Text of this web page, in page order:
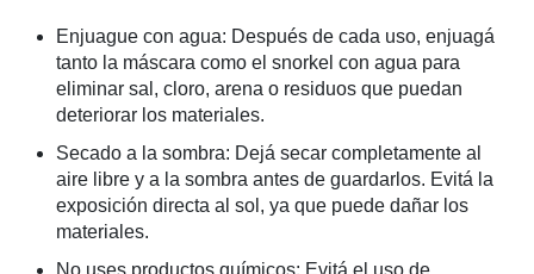
Enjuague con agua: Después de cada uso, enjuagá
tanto la máscara como el snorkel con agua para
eliminar sal, cloro, arena o residuos que puedan
deteriorar los materiales.
Secado a la sombra: Dejá secar completamente al
aire libre y a la sombra antes de guardarlos. Evitá la
exposición directa al sol, ya que puede dañar los
materiales.
No uses productos químicos: Evitá el uso de